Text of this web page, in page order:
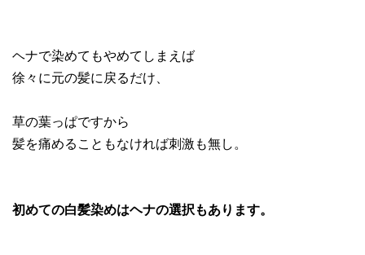
ヘナで染めてもやめてしまえば
徐々に元の髪に戻るだけ、
草の葉っぱですから
髪を痛めることもなければ刺激も無し。
初めての白髪染めはヘナの選択もあります。